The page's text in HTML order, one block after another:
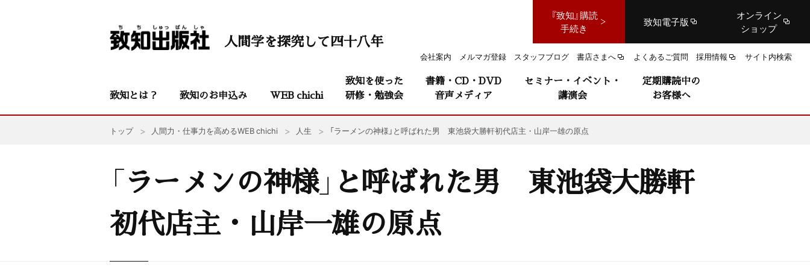
『致知』購読
手続き
致知電子版
オンライン
ショップ
会社案内 メルマガ登録 スタッフブログ 書店さまへ よくあるご質問 採用情報 サイト内検索
人間学を探究して四十八年
致知とは？ 致知のお申込み WEB chichi
致知を使った
研修・勉強会
書籍・CD・DVD
音声メディア
セミナー・イベント・
講演会
定期購読中の
お客様へ
トップ 人間力・仕事力を高めるWEB chichi 人生 「ラーメンの神様」と呼ばれた男 東池袋大勝軒初代店主・山岸一雄の原点
「ラーメンの神様」と呼ばれた男 東池袋大勝軒
初代店主・山岸一雄の原点